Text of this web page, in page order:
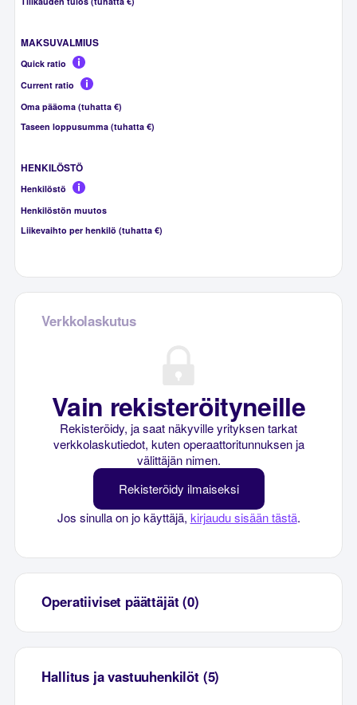
MAKSUVALMIUS
Quick ratio
Current ratio
Oma pääoma (tuhatta €)
Taseen loppusumma (tuhatta €)
HENKILÖSTÖ
Henkilöstö
Henkilöstön muutos
Liikevaihto per henkilö (tuhatta €)
Verkkolaskutus
Vain rekisteröityneille
Rekisteröidy, ja saat näkyville yrityksen tarkat
verkkolaskutiedot, kuten operaattoritunnuksen ja
välittäjän nimen.
Rekisteröidy ilmaiseksi
Jos sinulla on jo käyttäjä, kirjaudu sisään tästä.
Operatiiviset päättäjät (0)
Hallitus ja vastuuhenkilöt (5)